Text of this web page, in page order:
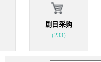
剧目采购
（233）